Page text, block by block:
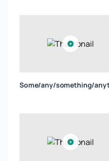
Some/any/something/